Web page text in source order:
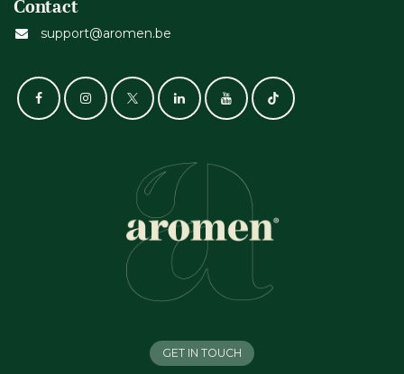
Contact
support@aromen.be
GET IN TOUCH